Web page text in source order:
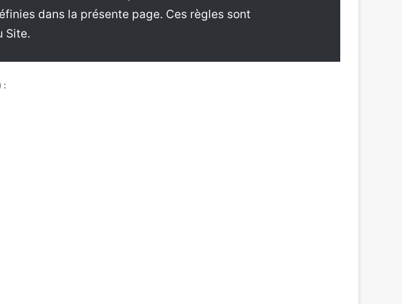
dans la présente page. Ces règles sont
Site.
: